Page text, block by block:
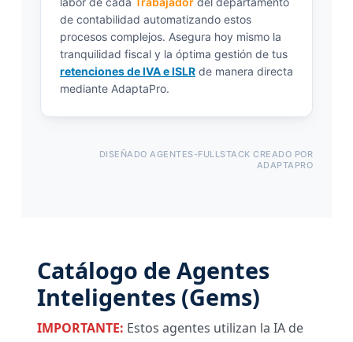
de contabilidad automatizando estos
procesos complejos. Asegura hoy mismo la
tranquilidad fiscal y la óptima gestión de tus
retenciones de IVA e ISLRde manera directa
mediante AdaptaPro.
DISEÑADO AGENTES-FULLSTACK CREADO POR
ADAPTAPRO
Catálogo de Agentes
Inteligentes (Gems)
IMPORTANTE: Estos agentes utilizan la IA de